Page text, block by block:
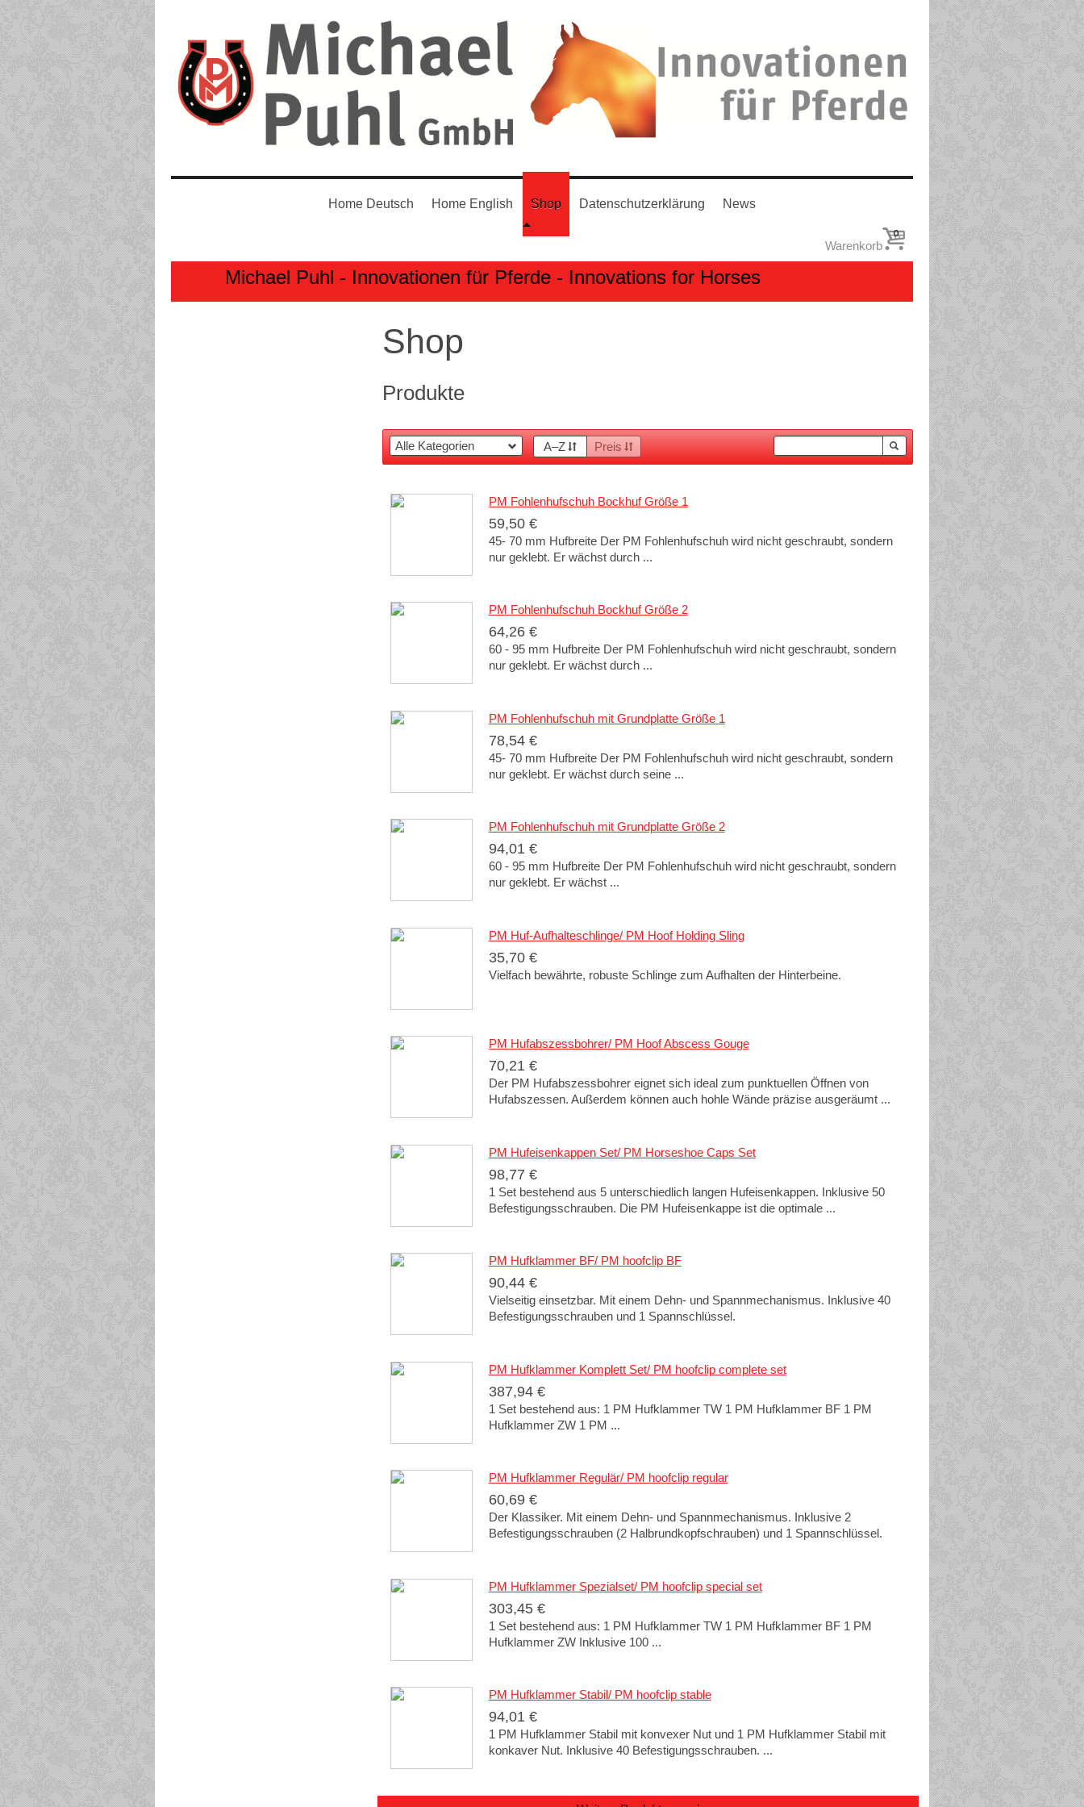
0
Warenkorb
Home Deutsch Home English Shop Datenschutzerklärung News
Michael Puhl - Innovationen für Pferde - Innovations for Horses
Shop
Produkte
A–Z Preis
PM Fohlenhufschuh Bockhuf Größe 1
59,50 €
45- 70 mm Hufbreite Der PM Fohlenhufschuh wird nicht geschraubt, sondern
nur geklebt. Er wächst durch ...
PM Fohlenhufschuh Bockhuf Größe 2
64,26 €
60 - 95 mm Hufbreite Der PM Fohlenhufschuh wird nicht geschraubt, sondern
nur geklebt. Er wächst durch ...
PM Fohlenhufschuh mit Grundplatte Größe 1
78,54 €
45- 70 mm Hufbreite Der PM Fohlenhufschuh wird nicht geschraubt, sondern
nur geklebt. Er wächst durch seine ...
PM Fohlenhufschuh mit Grundplatte Größe 2
94,01 €
60 - 95 mm Hufbreite Der PM Fohlenhufschuh wird nicht geschraubt, sondern
nur geklebt. Er wächst ...
PM Huf-Aufhalteschlinge/ PM Hoof Holding Sling
35,70 €
Vielfach bewährte, robuste Schlinge zum Aufhalten der Hinterbeine.
PM Hufabszessbohrer/ PM Hoof Abscess Gouge
70,21 €
Der PM Hufabszessbohrer eignet sich ideal zum punktuellen Öffnen von
Hufabszessen. Außerdem können auch hohle Wände präzise ausgeräumt ...
PM Hufeisenkappen Set/ PM Horseshoe Caps Set
98,77 €
1 Set bestehend aus 5 unterschiedlich langen Hufeisenkappen. Inklusive 50
Befestigungsschrauben. Die PM Hufeisenkappe ist die optimale ...
PM Hufklammer BF/ PM hoofclip BF
90,44 €
Vielseitig einsetzbar. Mit einem Dehn- und Spannmechanismus. Inklusive 40
Befestigungsschrauben und 1 Spannschlüssel.
PM Hufklammer Komplett Set/ PM hoofclip complete set
387,94 €
1 Set bestehend aus: 1 PM Hufklammer TW 1 PM Hufklammer BF 1 PM
Hufklammer ZW 1 PM ...
PM Hufklammer Regulär/ PM hoofclip regular
60,69 €
Der Klassiker. Mit einem Dehn- und Spannmechanismus. Inklusive 2
Befestigungsschrauben (2 Halbrundkopfschrauben) und 1 Spannschlüssel.
PM Hufklammer Spezialset/ PM hoofclip special set
303,45 €
1 Set bestehend aus: 1 PM Hufklammer TW 1 PM Hufklammer BF 1 PM
Hufklammer ZW Inklusive 100 ...
PM Hufklammer Stabil/ PM hoofclip stable
94,01 €
1 PM Hufklammer Stabil mit konvexer Nut und 1 PM Hufklammer Stabil mit
konkaver Nut. Inklusive 40 Befestigungsschrauben. ...